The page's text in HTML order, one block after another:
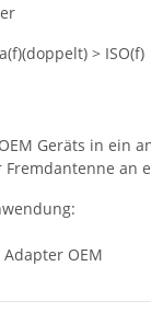
> ISO(f)
Geräts in ein
an
OEM